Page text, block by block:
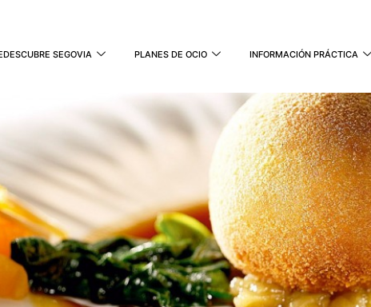
SEGOVIA PLANES DE OCIO INFORMACIÓN PRÁCTICA